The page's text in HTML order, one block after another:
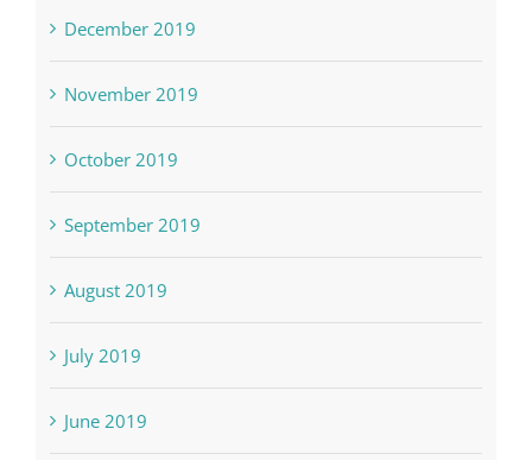
December 2019
November 2019
October 2019
September 2019
August 2019
July 2019
June 2019